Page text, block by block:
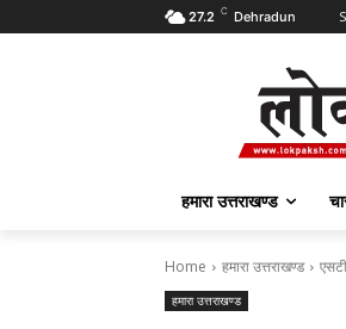
27.2 C Dehradun
हमारा उत्तराखण्ड
Home हमारा उत्तराखण्ड
हमारा उत्तराखण्ड